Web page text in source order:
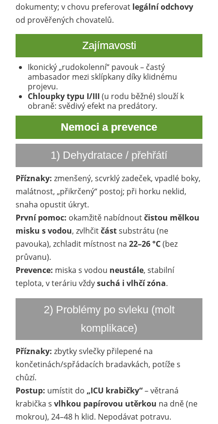
dokumenty; v chovu preferovat legální odchovy
od prověřených chovatelů.
Zajímavosti
Ikonický „rudokolenní“ pavouk – častý
ambasador mezi sklípkany díky klidnému
projevu.
Chloupky typu I/III (u rodu běžné) slouží k
obraně: svědivý efekt na predátory.
Nemoci a prevence
1) Dehydratace / přehřátí
Příznaky: zmenšený, scvrklý zadeček, vpadlé boky,
malátnost, „přikrčený“ postoj; při horku neklid,
snaha opustit úkryt.
První pomoc: okamžitě nabídnoutčistou mělkou
misku s vodou, zvlhčitčástsubstrátu (ne
pavouka), zchladit místnost na 22–26 °C(bez
průvanu).
Prevence: miska s vodou neustále, stabilní
teplota, v teráriu vždysuchá i vlhčí zóna.
2) Problémy po svleku (molt
komplikace)
Příznaky: zbytky svlečky přilepené na
končetinách/spřádacích bradavkách, potíže s
chůzí.
Postup: umístit do „ICU krabičky“– větraná
krabička s vlhkou papírovou utěrkou na dně (ne
mokrou), 24–48 h klid. Nepodávat potravu.